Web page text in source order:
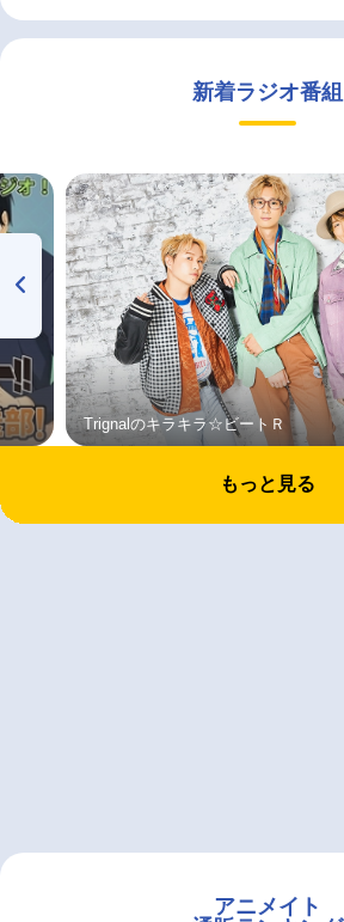
新着ラジオ番組
Trignalのキラキラ☆ビートＲ
もっと見る
アニメイト